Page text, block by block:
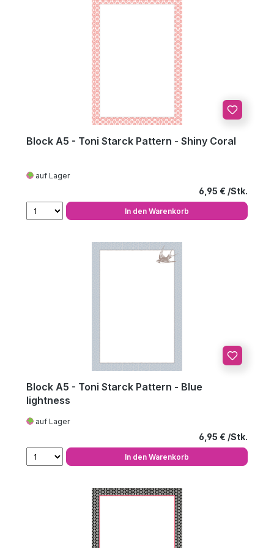
Block A5 - Toni Starck Pattern - Shiny Coral
auf Lager
Regulärer
6,95 €
In den Warenkorb
Block A5 - Toni Starck Pattern - Blue
lightness
auf Lager
Regulärer
6,95 €
In den Warenkorb